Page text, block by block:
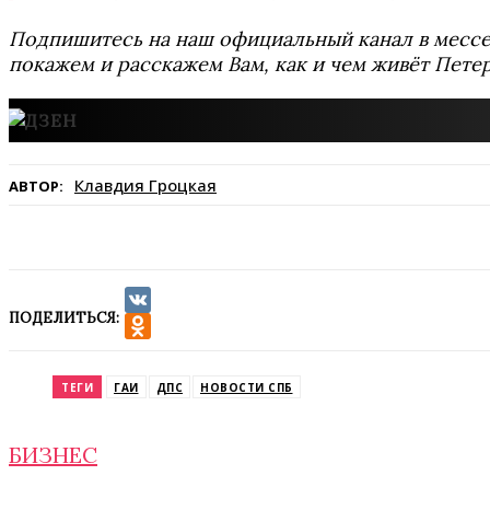
Подпишитесь на наш официальный канал в
покажем и расскажем Вам, как и чем живёт
АВТОР: Клавдия Гроцкая
ПОДЕЛИТЬСЯ:
VK
ТЕГИ ГАИ ДПС НОВОСТИ СПБ
БИЗНЕС